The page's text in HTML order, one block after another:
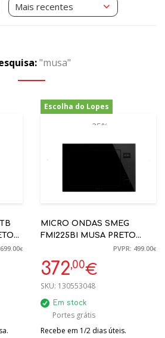
"musa"
€
Escolha do Lopes
-25%
MICRO ONDAS SMEG
FMI225BI MUSA PRETO
PVPR: 499.00€
372,00€
SKU: 130553048
Em stock
Portes grátis
Recebe em 1/2 dias úteis.